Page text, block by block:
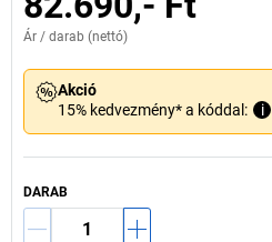
Ár / darab (nettó)
Akció
15% kedvezmény* a kóddal:
i
DARAB